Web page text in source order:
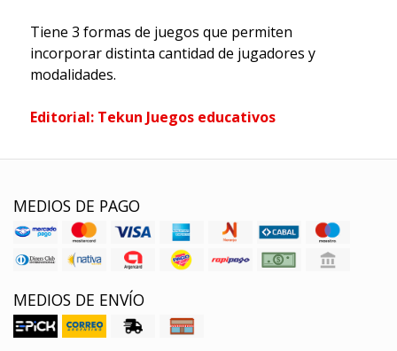
Tiene 3 formas de juegos que permiten
incorporar distinta cantidad de jugadores y
modalidades.
Editorial: Tekun Juegos educativos
MEDIOS DE PAGO
MEDIOS DE ENVÍO